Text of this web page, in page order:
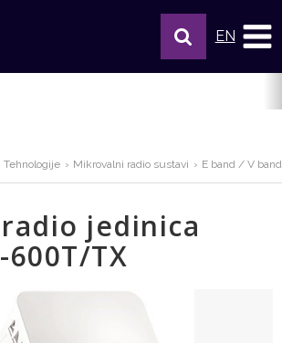
EN
Tehnologije Mikrovalni radio sustavi E band / V band
jedinica
600T/TX